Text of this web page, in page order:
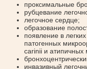
проксимальные
рубцевание
легочное сердце;
образование
появление в
патогенных
carinii и атипичных
инвазивный